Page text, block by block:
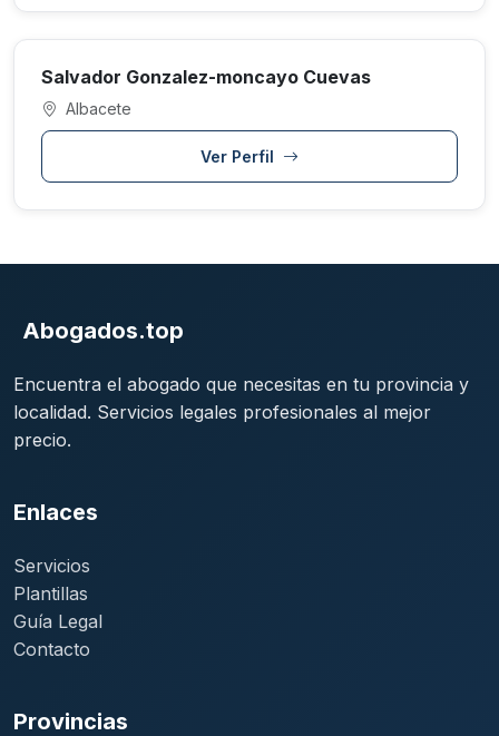
Salvador Gonzalez-moncayo Cuevas
Albacete
Ver Perfil
Abogados.top
Encuentra el abogado que necesitas en tu provincia y
localidad. Servicios legales profesionales al mejor
precio.
Enlaces
Servicios
Plantillas
Guía Legal
Contacto
Provincias